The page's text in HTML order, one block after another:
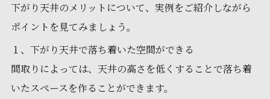
下がり天井のメリットについて、実例をご紹介しながら
ポイントを見てみましょう。
１、下がり天井で落ち着いた空間ができる
間取りによっては、天井の高さを低くすることで落ち着
いたスペースを作ることができます。